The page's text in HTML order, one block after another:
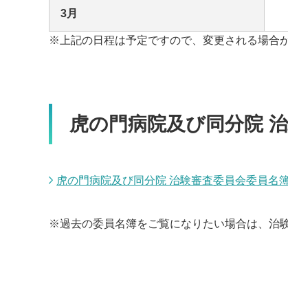
3月
※上記の日程は予定ですので、変更される場合
虎の門病院及び同分院
虎の門病院及び同分院 治験審査委員会委員名
※過去の委員名簿をご覧になりたい場合は、治